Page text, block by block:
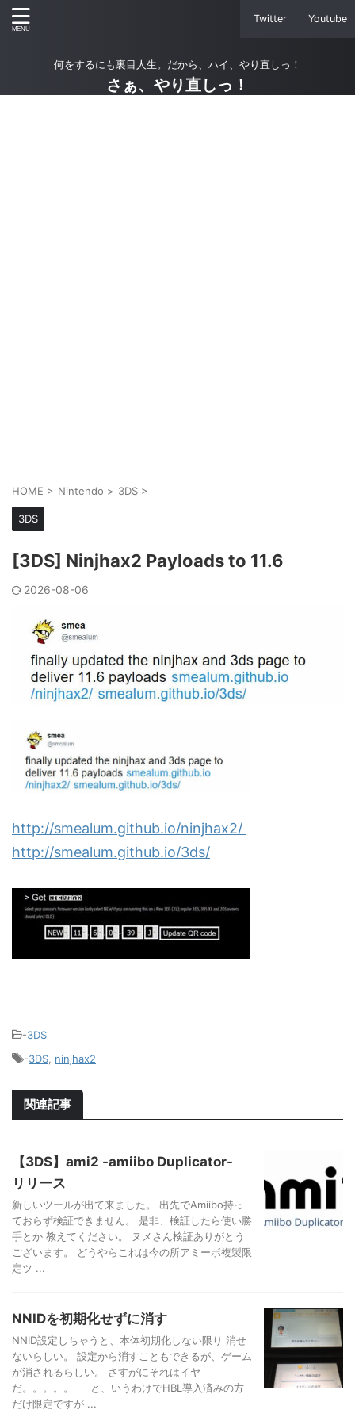
Twitter Youtube
何をするにも裏目人生。だから、ハイ、やり直しっ！
さぁ、やり直しっ！
HOME > Nintendo > 3DS >
3DS
[3DS] Ninjhax2 Payloads to 11.6
2026-08-06
http://smealum.github.io/ninjhax2/
http://smealum.github.io/3ds/
-3DS
-3DS ninjhax2
関連記事
【3DS】ami2 -amiibo Duplicator-
リリース
新しいツールが出て来ました。 出先でAmiibo持っ
ておらず検証できません。 是非、検証したら使い勝
手とか 教えてください。 ヌメさん検証ありがとう
ございます。 どうやらこれは今の所アミーボ複製限
定ツ ...
NNIDを初期化せずに消す
NNID設定しちゃうと、本体初期化しない限り 消せ
ないらしい。 設定から消すこともできるが、ゲーム
が消されるらしい。 さすがにそれはイヤ
だ。。。。。 と、いうわけでHBL導入済みの方
だけ限定ですが ...